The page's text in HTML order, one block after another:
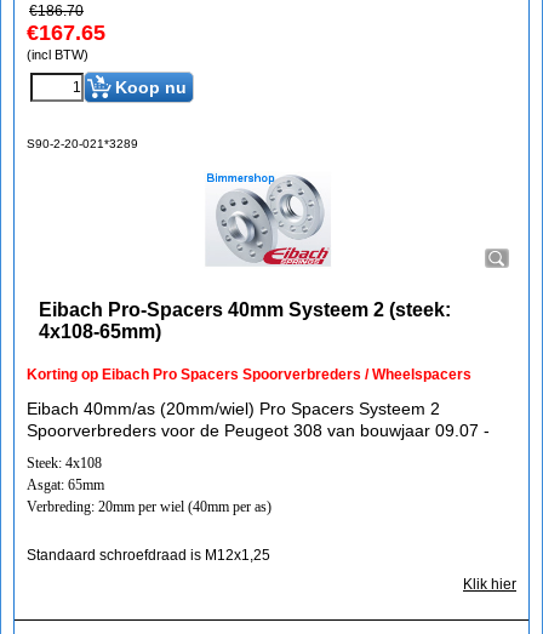
€186.70
€167.65
(incl BTW)
Koop nu
S90-2-20-021*3289
Eibach Pro-Spacers 40mm Systeem 2 (steek:
4x108-65mm)
Korting op Eibach Pro Spacers Spoorverbreders / Wheelspacers
Eibach 40mm/as (20mm/wiel) Pro Spacers Systeem 2
Spoorverbreders voor de Peugeot 308 van bouwjaar 09.07 -
Steek: 4x108
Asgat: 65mm
Verbreding: 20mm per wiel (40mm per as)
Standaard schroefdraad is M12x1,25
Klik hier